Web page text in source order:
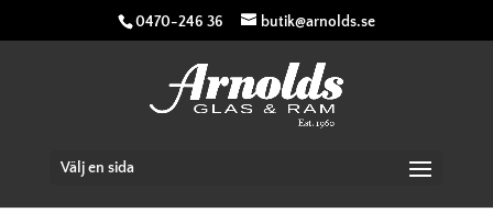
0470-246 36 butik@arnolds.se
Välj en sida